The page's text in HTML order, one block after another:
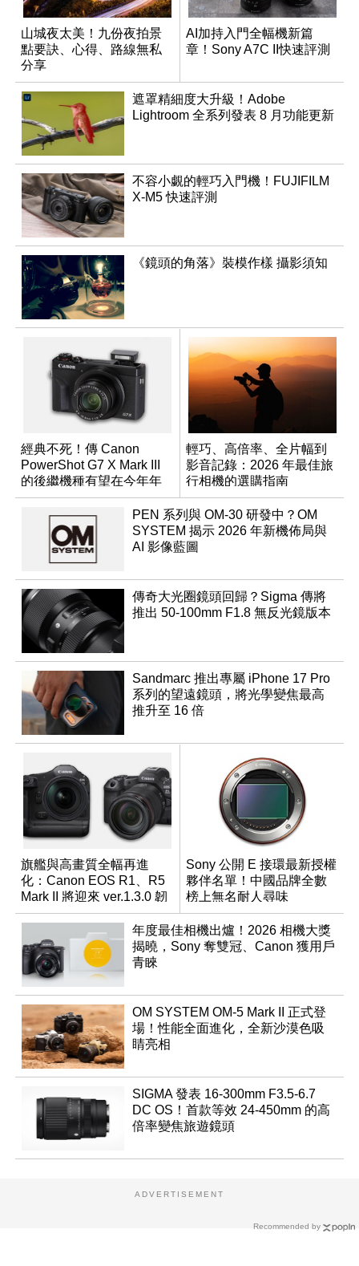
山城夜太美！九份夜拍景
點要訣、心得、路線無私
分享
AI加持入門全幅機新篇
章！Sony A7C II快速評測
遮罩精細度大升級！Adobe
Lightroom 全系列發表 8 月功能更新
不容小覷的輕巧入門機！FUJIFILM
X-M5 快速評測
《鏡頭的角落》裝模作樣 攝影須知
經典不死！傳 Canon
PowerShot G7 X Mark III
的後繼機種有望在今年年
底前推出？
輕巧、高倍率、全片幅到
影音記錄：2026 年最佳旅
行相機的選購指南
PEN 系列與 OM-30 研發中？OM
SYSTEM 揭示 2026 年新機佈局與
AI 影像藍圖
傳奇大光圈鏡頭回歸？Sigma 傳將
推出 50-100mm F1.8 無反光鏡版本
Sandmarc 推出專屬 iPhone 17 Pro
系列的望遠鏡頭，將光學變焦最高
推升至 16 倍
旗艦與高畫質全幅再進
化：Canon EOS R1、R5
Mark II 將迎來 ver.1.3.0 韌
體更新
Sony 公開 E 接環最新授權
夥伴名單！中國品牌全數
榜上無名耐人尋味
年度最佳相機出爐！2026 相機大獎
揭曉，Sony 奪雙冠、Canon 獲用戶
青睞
OM SYSTEM OM-5 Mark II 正式登
場！性能全面進化，全新沙漠色吸
睛亮相
SIGMA 發表 16-300mm F3.5-6.7
DC OS！首款等效 24-450mm 的高
倍率變焦旅遊鏡頭
Recommended by
ADVERTISEMENT